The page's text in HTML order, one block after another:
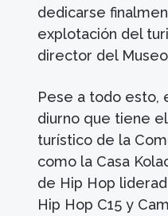
dedicarse
explotación del
director del
Pese a todo esto,
diurno que tiene
turístico de la
como la Casa
de Hip Hop
Hip Hop C15 y